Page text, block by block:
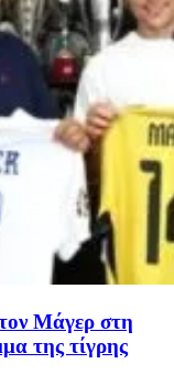
Μάγερ στη
της τίγρης